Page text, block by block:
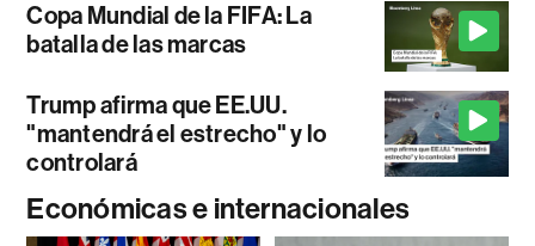
Copa Mundial de la FIFA: La
batalla de las marcas
Trump afirma que EE.UU.
"mantendrá el estrecho" y lo
controlará
Económicas e internacionales